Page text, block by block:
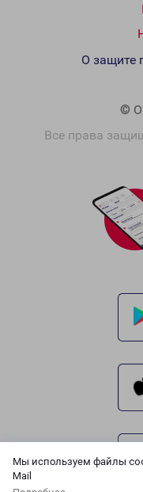
Мы используем файлы
Mail
©
Все права
О защите